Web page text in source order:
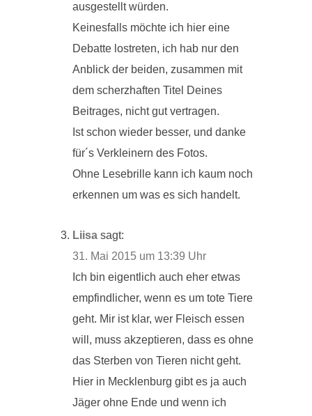
ausgestellt würden.
Keinesfalls möchte ich hier eine
Debatte lostreten, ich hab nur den
Anblick der beiden, zusammen mit
dem scherzhaften Titel Deines
Beitrages, nicht gut vertragen.
Ist schon wieder besser, und danke
für´s Verkleinern des Fotos.
Ohne Lesebrille kann ich kaum noch
erkennen um was es sich handelt.
Liisa sagt:
31. Mai 2015 um 13:39 Uhr
Ich bin eigentlich auch eher etwas
empfindlicher, wenn es um tote Tiere
geht. Mir ist klar, wer Fleisch essen
will, muss akzeptieren, dass es ohne
das Sterben von Tieren nicht geht.
Hier in Mecklenburg gibt es ja auch
Jäger ohne Ende und wenn ich